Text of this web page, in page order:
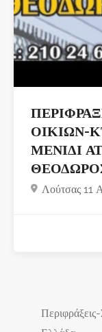
ΟΙΚΙΩΝ-
ΜΕΝΙΔΙ
Λούτσας 11